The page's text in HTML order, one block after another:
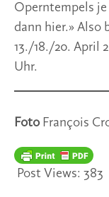
Operntempels
dann hier.» Also
13./18./20. April
Uhr.
Foto François
Post Views: 383